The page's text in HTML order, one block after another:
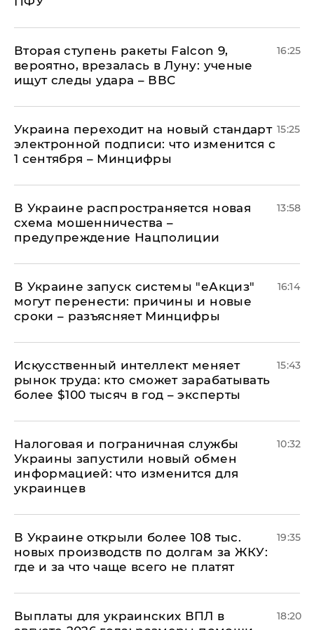
Вторая ступень ракеты Falcon 9,
вероятно, врезалась в Луну: ученые
ищут следы удара – ВВС
16:25
Украина переходит на новый стандарт
электронной подписи: что изменится с
1 сентября – Минцифры
15:25
В Украине распространяется новая
схема мошенничества –
предупреждение Нацполиции
13:58
В Украине запуск системы "еАкциз"
могут перенести: причины и новые
сроки – разъясняет Минцифры
16:14
Искусственный интеллект меняет
рынок труда: кто сможет зарабатывать
более $100 тысяч в год – эксперты
15:43
Налоговая и пограничная службы
Украины запустили новый обмен
информацией: что изменится для
украинцев
10:32
В Украине открыли более 108 тыс.
новых производств по долгам за ЖКУ:
где и за что чаще всего не платят
19:35
Выплаты для украинских ВПЛ в
18:20